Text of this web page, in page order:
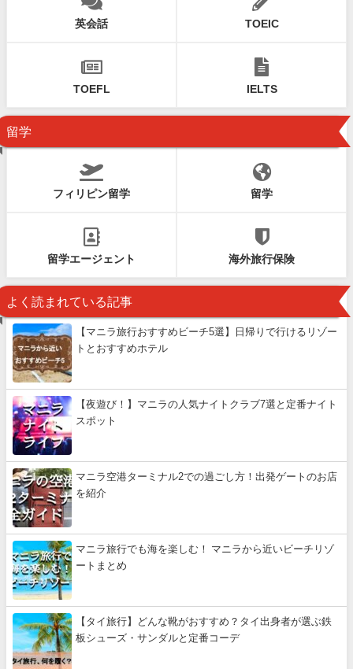
英会話 TOEIC
TOEFL IELTS
留学
フィリピン留学 留学
留学エージェント 海外旅行保険
よく読まれている記事
【マニラ旅行おすすめビーチ5選】日帰りで行けるリゾー
トとおすすめホテル
【夜遊び！】マニラの人気ナイトクラブ7選と定番ナイト
スポット
マニラ空港ターミナル2での過ごし方！出発ゲートのお店
を紹介
マニラ旅行でも海を楽しむ！ マニラから近いビーチリゾ
ートまとめ
【タイ旅行】どんな靴がおすすめ？タイ出身者が選ぶ鉄
板シューズ・サンダルと定番コーデ